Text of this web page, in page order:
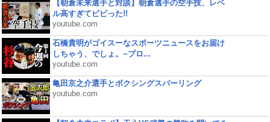
【朝倉未来選手と対談】朝倉選手の空手技、レベ
ル高すぎてビビった!!
youtube.com
石橋貴明がゴイスーなスポーツニュースをお届け
しちゃう、でしょ。~プロ...
youtube.com
亀田京之介選手とボクシングスパーリング
youtube.com